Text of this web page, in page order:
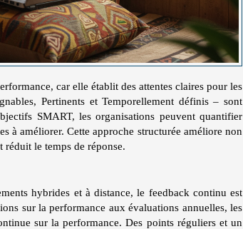
car elle établit des attentes claires pour les
Pertinents et Temporellement définis – sont
SMART, les organisations peuvent quantifier
à améliorer. Cette approche structurée améliore non
réduit le temps de réponse.
hybrides et à distance, le feedback continu est
sur la performance aux évaluations annuelles, les
sur la performance. Des points réguliers et un